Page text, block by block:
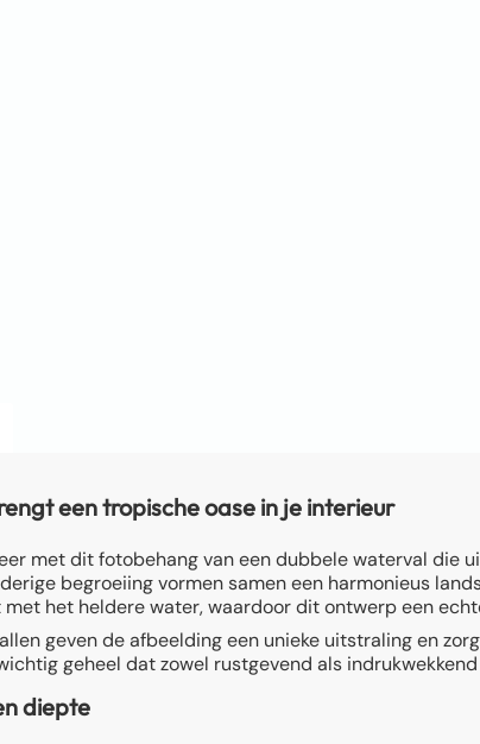
een tropische oase in je interieur
met dit fotobehang van een dubbele waterval
begroeiing vormen samen een harmonieus
het heldere water, waardoor dit ontwerp een
geven de afbeelding een unieke uitstraling en
geheel dat zowel rustgevend als indrukwekkend
diepte